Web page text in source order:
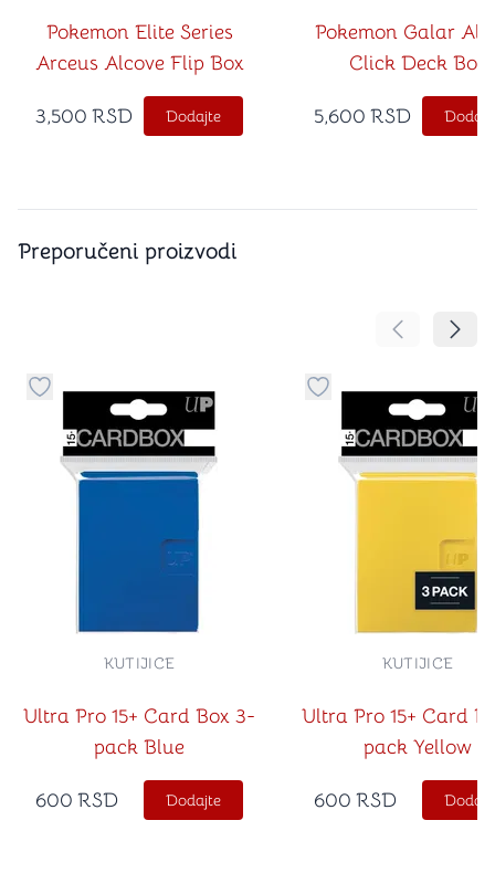
Pokemon Elite Series
Arceus Alcove Flip Box
3,500 RSD Dodajte
Pokemon Galar
Click Deck Box
5,600 RSD
Preporučeni proizvodi
Pomeranje
Dugme za dodavanje stvari u kategoriju omiljeno
Ultra Pro 15+ Card Box 3-
pack Blue
KUTIJICE
600 RSD Dodajte
Dugme za dodavanje
Ultra Pro 15+ Card
pack Yellow
KUTIJICE
600 RSD